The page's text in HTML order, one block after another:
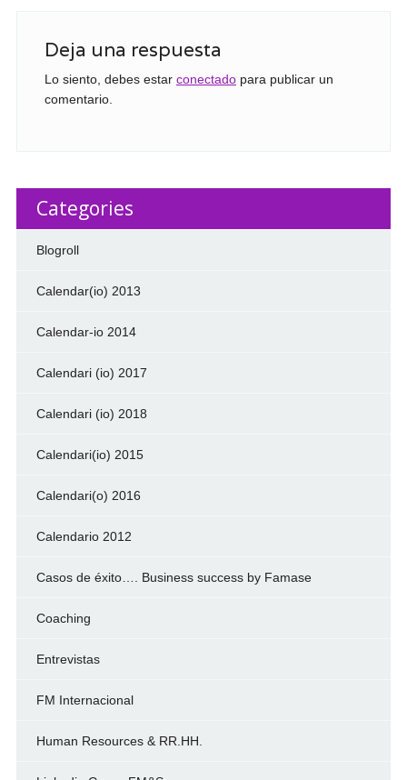
Deja una respuesta
Lo siento, debes estar conectadopara publicar un
comentario.
Categories
Blogroll
Calendar(io) 2013
Calendar-io 2014
Calendari (io) 2017
Calendari (io) 2018
Calendari(io) 2015
Calendari(o) 2016
Calendario 2012
Casos de éxito…. Business success by Famase
Coaching
Entrevistas
FM Internacional
Human Resources & RR.HH.